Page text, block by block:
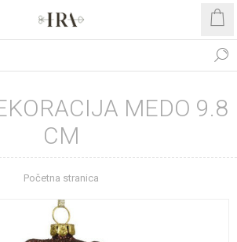
MEDO 9.8
CM
Početna stranica